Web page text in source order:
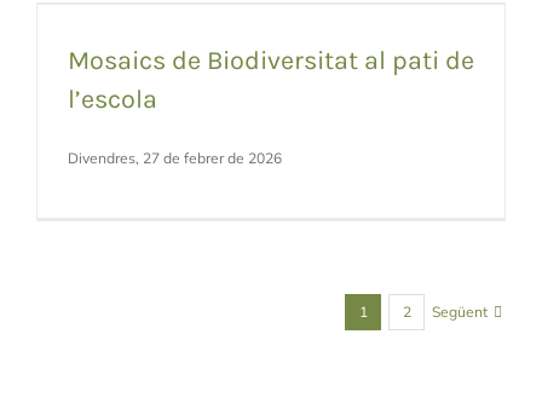
Mosaics de Biodiversitat al pati de
l’escola
Divendres, 27 de febrer de 2026
1 2 Següent